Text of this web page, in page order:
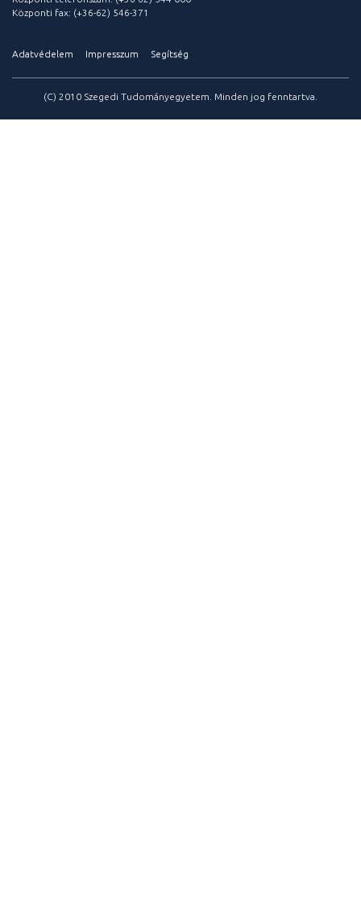
Központi fax: (+36-62) 546-371
Adatvédelem Impresszum Segítség
(C) 2010 Szegedi Tudományegyetem. Minden jog fenntartva.